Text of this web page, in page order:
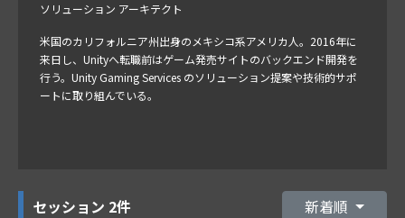
ソリューション アーキテクト
米国のカリフォルニア州出身のメキシコ系アメリカ人。2016年に
来日し、Unityへ転職前はゲーム発売サイトのバックエンド開発を
行う。Unity Gaming Services のソリューション提案や技術的サポ
ートに取り組んでいる。
セッション 2件 新着順